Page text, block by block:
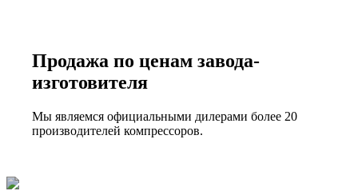
Продажа по ценам завода-
изготовителя
Мы являемся официальными дилерами более 20
производителей компрессоров.